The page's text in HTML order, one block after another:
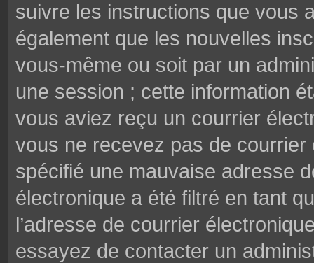
suivre les instructions que vous
également que les nouvelles
vous-même ou soit par un
une session ; cette information
vous aviez reçu un courrier
vous ne recevez pas de
spécifié une mauvaise adresse
électronique a été filtré en tant
l’adresse de courrier
essayez de contacter un